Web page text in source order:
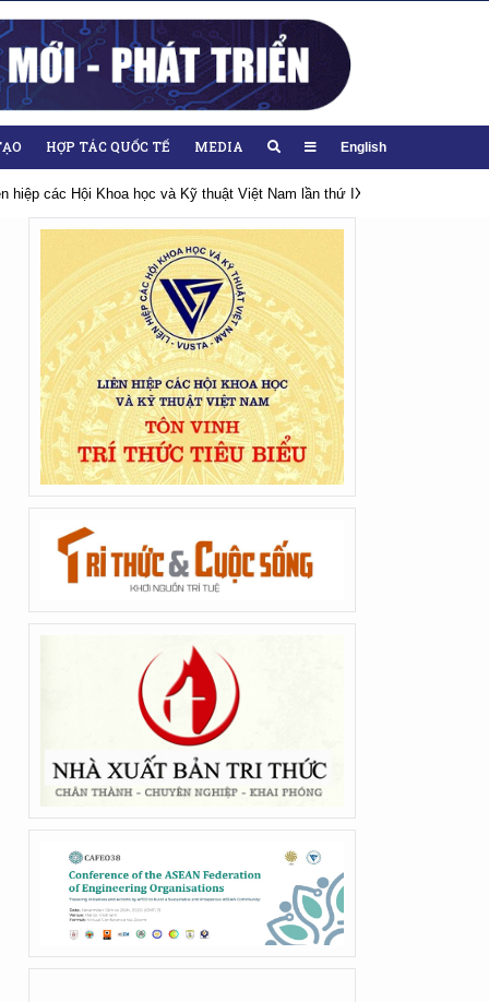
HỢP TÁC QUỐC TẾ MEDIA English
hiệp các Hội Khoa học và Kỹ thuật Việt Nam lần thứ IX, nhiệm kỳ 2026-